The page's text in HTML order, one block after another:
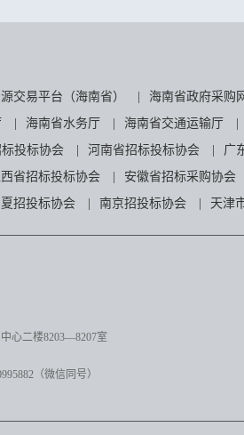
交易平台（海南省） 海南省政府采购
海南省水务厅 海南省交通运输厅
投标协会 河南省招标投标协会 广
省招标投标协会 安徽省招标采购协会
招投标协会 南京招投标协会 天津
心二楼8203—8207室
（微信同号）